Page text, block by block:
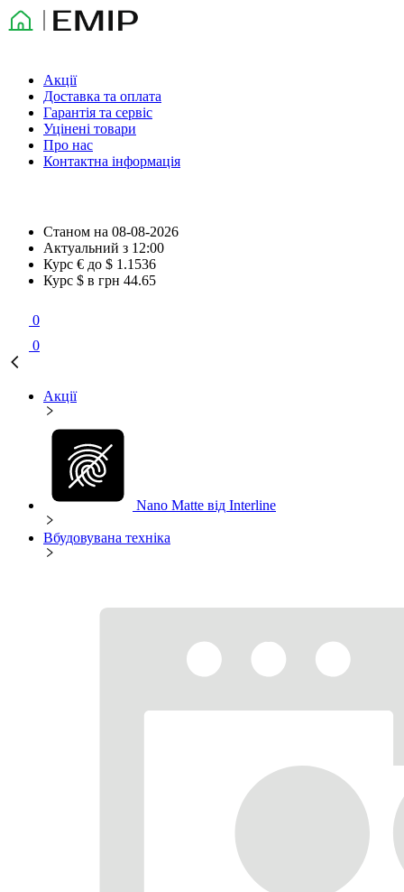
Акції
Доставка та оплата
Гарантія та сервіс
Уцінені товари
Про нас
Контактна інформація
Станом на 08-08-2026
Актуальний з 12:00
Курс € до $ 1.1536
Курс $ в грн 44.65
0
0
Акції
Nano Matte від Interline
Вбудовувана техніка